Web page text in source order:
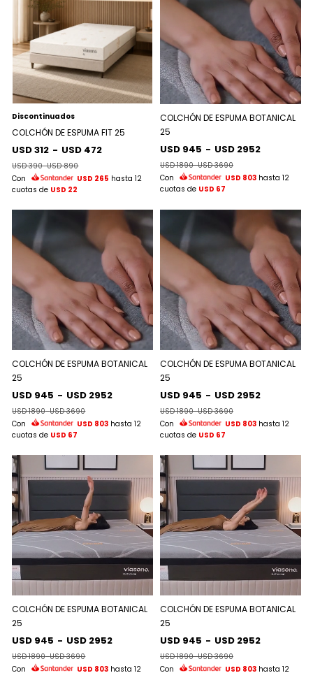
Discontinuados
COLCHÓN DE ESPUMA FIT 25
USD 312 - USD 472
USD 390-USD 890
Con
USD 265 hasta 12
cuotas de USD 22
COLCHÓN DE ESPUMA BOTANICAL
25
USD 945 - USD 2952
USD 1890-USD 3690
Con
USD 803 hasta 12
cuotas de USD 67
COLCHÓN DE ESPUMA BOTANICAL
25
USD 945 - USD 2952
USD 1890-USD 3690
Con
USD 803 hasta 12
cuotas de USD 67
COLCHÓN DE ESPUMA BOTANICAL
25
USD 945 - USD 2952
USD 1890-USD 3690
Con
USD 803 hasta 12
cuotas de USD 67
COLCHÓN DE ESPUMA BOTANICAL
25
USD 945 - USD 2952
USD 1890-USD 3690
Con
USD 803 hasta 12
COLCHÓN DE ESPUMA BOTANICAL
25
USD 945 - USD 2952
USD 1890-USD 3690
Con
USD 803 hasta 12